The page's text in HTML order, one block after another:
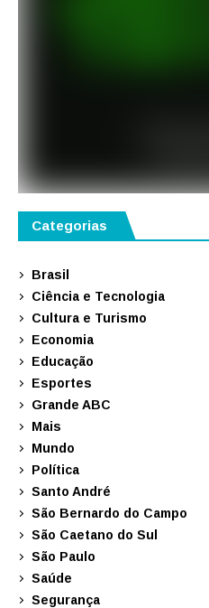
Categorias
Brasil
Ciência e Tecnologia
Cultura e Turismo
Economia
Educação
Esportes
Grande ABC
Mais
Mundo
Política
Santo André
São Bernardo do Campo
São Caetano do Sul
São Paulo
Saúde
Segurança